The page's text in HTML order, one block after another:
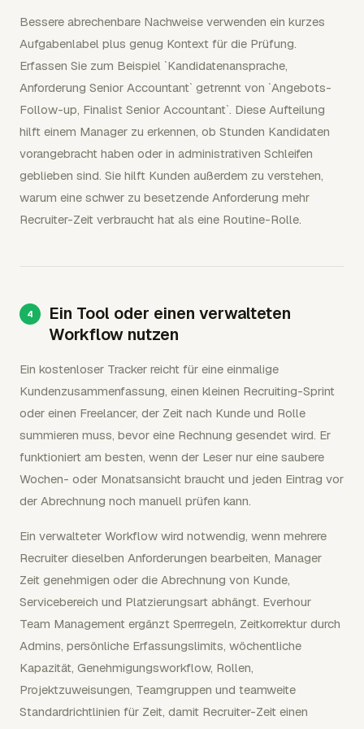
Bessere abrechenbare Nachweise verwenden ein kurzes
Aufgabenlabel plus genug Kontext für die Prüfung.
Erfassen Sie zum Beispiel `Kandidatenansprache,
Anforderung Senior Accountant` getrennt von `Angebots-
Follow-up, Finalist Senior Accountant`. Diese Aufteilung
hilft einem Manager zu erkennen, ob Stunden Kandidaten
vorangebracht haben oder in administrativen Schleifen
geblieben sind. Sie hilft Kunden außerdem zu verstehen,
warum eine schwer zu besetzende Anforderung mehr
Recruiter-Zeit verbraucht hat als eine Routine-Rolle.
Ein Tool oder einen verwalteten
Workflow nutzen
Ein kostenloser Tracker reicht für eine einmalige
Kundenzusammenfassung, einen kleinen Recruiting-Sprint
oder einen Freelancer, der Zeit nach Kunde und Rolle
summieren muss, bevor eine Rechnung gesendet wird. Er
funktioniert am besten, wenn der Leser nur eine saubere
Wochen- oder Monatsansicht braucht und jeden Eintrag vor
der Abrechnung noch manuell prüfen kann.
Ein verwalteter Workflow wird notwendig, wenn mehrere
Recruiter dieselben Anforderungen bearbeiten, Manager
Zeit genehmigen oder die Abrechnung von Kunde,
Servicebereich und Platzierungsart abhängt. Everhour
Team Management ergänzt Sperrregeln, Zeitkorrektur durch
Admins, persönliche Erfassungslimits, wöchentliche
Kapazität, Genehmigungsworkflow, Rollen,
Projektzuweisungen, Teamgruppen und teamweite
Standardrichtlinien für Zeit, damit Recruiter-Zeit einen